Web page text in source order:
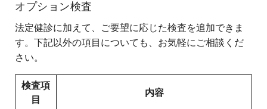
オプション検査
法定健診に加えて、ご要望に応じた検査を追加できま
す。下記以外の項目についても、お気軽にご相談くだ
さい。
検査項
目
内容